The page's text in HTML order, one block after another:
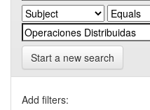
Start a new search
Add filters: